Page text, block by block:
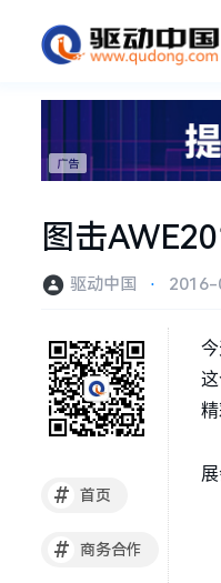
图击
驱动中国 ⋅
# 首页
# 商务合作